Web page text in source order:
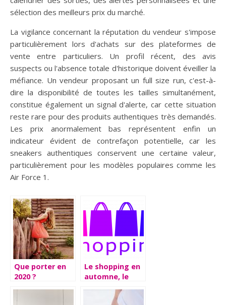
sélection des meilleurs prix du marché.
La vigilance concernant la réputation du vendeur s'impose
particulièrement lors d'achats sur des plateformes de
vente entre particuliers. Un profil récent, des avis
suspects ou l'absence totale d'historique doivent éveiller la
méfiance. Un vendeur proposant un full size run, c'est-à-
dire la disponibilité de toutes les tailles simultanément,
constitue également un signal d'alerte, car cette situation
reste rare pour des produits authentiques très demandés.
Les prix anormalement bas représentent enfin un
indicateur évident de contrefaçon potentielle, car les
sneakers authentiques conservent une certaine valeur,
particulièrement pour les modèles populaires comme les
Air Force 1.
Que porter en
2020 ?
Le shopping en
automne, le